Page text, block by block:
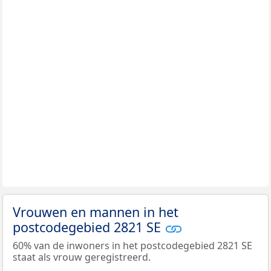
Vrouwen en mannen in het
postcodegebied 2821 SE
60% van de inwoners in het postcodegebied 2821 SE
staat als vrouw geregistreerd.